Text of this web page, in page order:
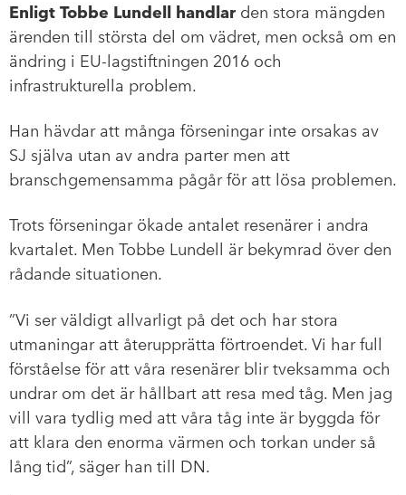
Enligt Tobbe Lundell handlar den stora mängden
ärenden till största del om vädret, men också om en
ändring i EU-lagstiftningen 2016 och
infrastrukturella problem.
Han hävdar att många förseningar inte orsakas av
SJ själva utan av andra parter men att
branschgemensamma pågår för att lösa problemen.
Trots förseningar ökade antalet resenärer i andra
kvartalet. Men Tobbe Lundell är bekymrad över den
rådande situationen.
”Vi ser väldigt allvarligt på det och har stora
utmaningar att återupprätta förtroendet. Vi har full
förståelse för att våra resenärer blir tveksamma och
undrar om det är hållbart att resa med tåg. Men jag
vill vara tydlig med att våra tåg inte är byggda för
att klara den enorma värmen och torkan under så
lång tid”, säger han till DN.